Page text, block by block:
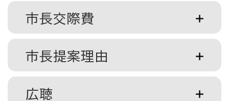
市長交際費
市長提案理由
広聴